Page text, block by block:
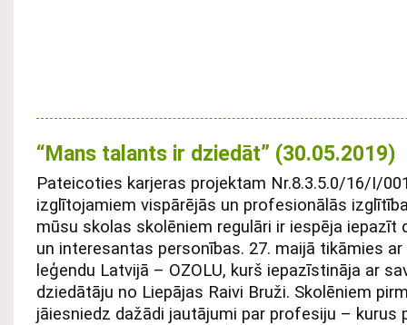
“Mans talants ir dziedāt” (30.05.2019)
Pateicoties karjeras projektam Nr.8.3.5.0/16/I/
izglītojamiem vispārējās un profesionālās
mūsu skolas skolēniem regulāri ir iespēja iepazīt
un interesantas personības. 27. maijā tikāmies
leģendu Latvijā – OZOLU, kurš iepazīstināja ar
dziedātāju no Liepājas Raivi Bruži. Skolēniem
jāiesniedz dažādi jautājumi par profesiju – kurus